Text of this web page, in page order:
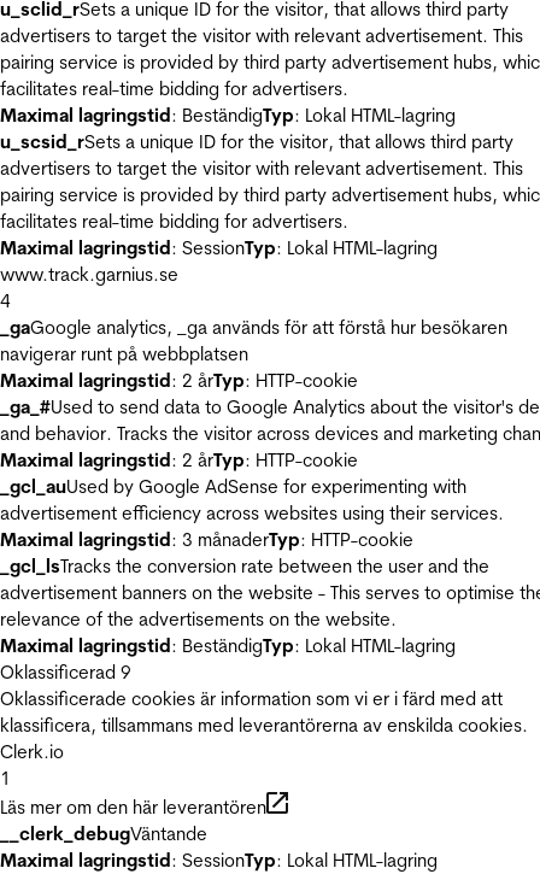
u_sclid_rSets a unique ID for the visitor, that allows third party
advertisers to target the visitor with relevant advertisement. This
pairing service is provided by third party advertisement hubs,
facilitates real-time bidding for advertisers.
Maximal lagringstid: BeständigTyp: Lokal HTML-lagring
u_scsid_rSets a unique ID for the visitor, that allows third party
advertisers to target the visitor with relevant advertisement. This
pairing service is provided by third party advertisement hubs,
facilitates real-time bidding for advertisers.
Maximal lagringstid: SessionTyp: Lokal HTML-lagring
www.track.garnius.se
4
_gaGoogle analytics, _ga används för att förstå hur besökaren
navigerar runt på webbplatsen
Maximal lagringstid: 2 årTyp: HTTP-cookie
_ga_#Used to send data to Google Analytics about the visitor's
and behavior. Tracks the visitor across devices and marketing
Maximal lagringstid: 2 årTyp: HTTP-cookie
_gcl_auUsed by Google AdSense for experimenting with
advertisement efficiency across websites using their services.
Maximal lagringstid: 3 månaderTyp: HTTP-cookie
_gcl_lsTracks the conversion rate between the user and the
advertisement banners on the website - This serves to optimise
relevance of the advertisements on the website.
Maximal lagringstid: BeständigTyp: Lokal HTML-lagring
Oklassificerad 9
Oklassificerade cookies är information som vi er i färd med att
klassificera, tillsammans med leverantörerna av enskilda cookies.
Clerk.io
1
Läs mer om den här leverantören
__clerk_debugVäntande
Maximal lagringstid: SessionTyp: Lokal HTML-lagring